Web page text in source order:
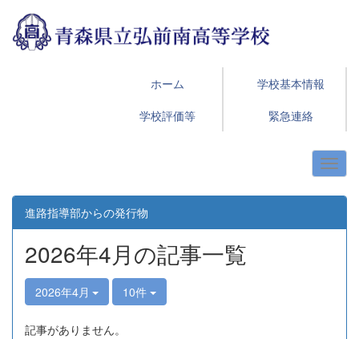
ホーム
学校基本情報
学校評価等
緊急連絡
進路指導部からの発行物
2026年4月の記事一覧
2026年4月 10件
記事がありません。